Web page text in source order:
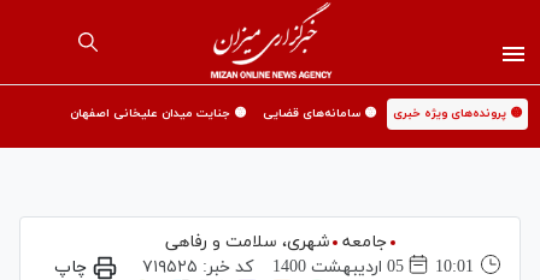
🟡 پرونده‌های ویژه خبری 🟡 سامانه‌های قضایی 🟡 جنایت میدان علیخانی اصفهان
جامعه
شهری،‌ سلامت و رفاهی
10:01
05 ارديبهشت 1400 کد خبر: ۷۱۹۵۲۵ چاپ